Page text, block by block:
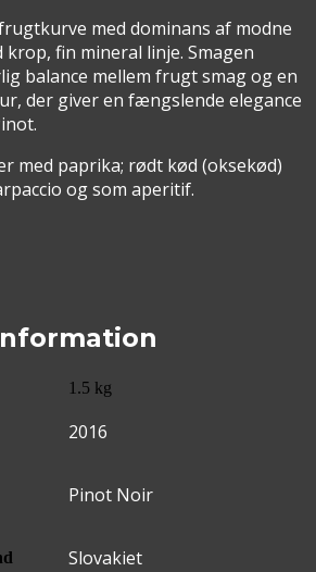
med dominans af modne
fin mineral linje. Smagen
balance mellem frugt smag og en
der giver en fængslende elegance
med paprika; rødt kød (oksekød)
og som aperitif.
1.5 kg
2016
Pinot Noir
Slovakiet